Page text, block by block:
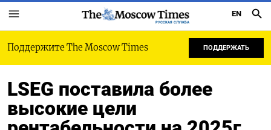
РУССКАЯ СЛУЖБА
EN
Поддержите The Moscow Times ПОДДЕРЖАТЬ
LSEG поставила более
высокие цели